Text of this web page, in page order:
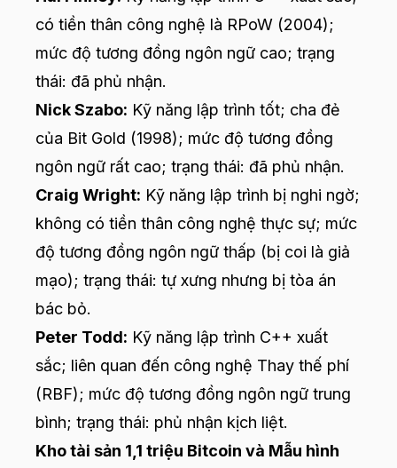
có tiền thân công nghệ là RPoW (2004);
mức độ tương đồng ngôn ngữ cao; trạng
thái: đã phủ nhận.
Nick Szabo: Kỹ năng lập trình tốt; cha đẻ
của Bit Gold (1998); mức độ tương đồng
ngôn ngữ rất cao; trạng thái: đã phủ nhận.
Craig Wright: Kỹ năng lập trình bị nghi ngờ;
không có tiền thân công nghệ thực sự; mức
độ tương đồng ngôn ngữ thấp (bị coi là giả
mạo); trạng thái: tự xưng nhưng bị tòa án
bác bỏ.
Peter Todd: Kỹ năng lập trình C++ xuất
sắc; liên quan đến công nghệ Thay thế phí
(RBF); mức độ tương đồng ngôn ngữ trung
bình; trạng thái: phủ nhận kịch liệt.
Kho tài sản 1,1 triệu Bitcoin và Mẫu hình